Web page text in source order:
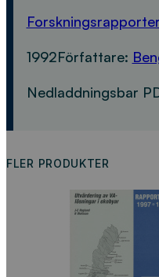
Forskningsrapporter
1992Författare:
Nedladdningsbar
FLER PRODUKTER